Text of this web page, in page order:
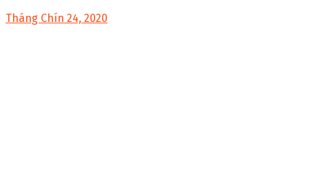
Tháng Chín 24, 2020